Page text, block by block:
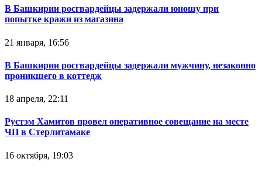
В Башкирии росгвардейцы задержали юношу при
попытке кражи из магазина
21 января, 16:56
В Башкирии росгвардейцы задержали мужчину, незаконно
проникшего в коттедж
18 апреля, 22:11
Рустэм Хамитов провел оперативное совещание на месте
ЧП в Стерлитамаке
16 октября, 19:03